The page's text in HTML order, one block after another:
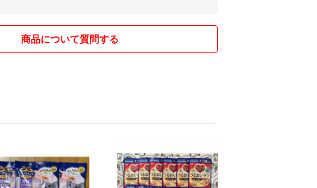
商品について質問する